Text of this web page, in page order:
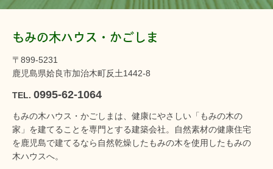
もみの木ハウス・かごしま
〒899-5231
鹿児島県姶良市加治木町反土1442-8
TEL. 0995-62-1064
もみの木ハウス・かごしまは、健康にやさしい「もみの木の
家」を建てることを専門とする建築会社。自然素材の健康住宅
を鹿児島で建てるなら自然乾燥したもみの木を使用したもみの
木ハウスへ。